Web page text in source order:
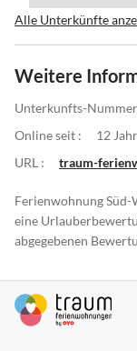
Alle Unterkünfte
Weitere
Unterkunfts-
Online seit :
12
URL :
traum-
Ferienwohnung
eine
abgegebenen